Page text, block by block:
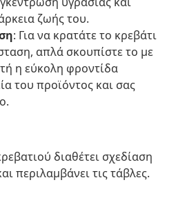
ζωής του.
: Για να κρατάτε το κρεβάτι
απλά σκουπίστε το με
η εύκολη φροντίδα
του προϊόντος και σας
διαθέτει σχεδίαση
περιλαμβάνει τις τάβλες.